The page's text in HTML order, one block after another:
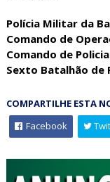
Polícia Militar da
Comando de
Comando de
Sexto Batalhão de
COMPARTILHE ESTA
Facebook